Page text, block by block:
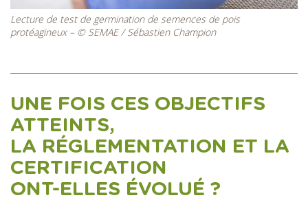
Lecture de test de germination de semences de pois
protéagineux – © SEMAE / Sébastien Champion
UNE FOIS CES OBJECTIFS
ATTEINTS,
LA RÉGLEMENTATION ET LA
CERTIFICATION
ONT-ELLES ÉVOLUÉ ?